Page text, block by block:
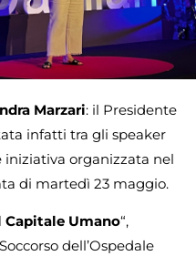
Marzari: il Presidente
infatti tra gli speaker
iniziativa organizzata nel
di martedì 23 maggio.
Capitale Umano“,
dell’Ospedale